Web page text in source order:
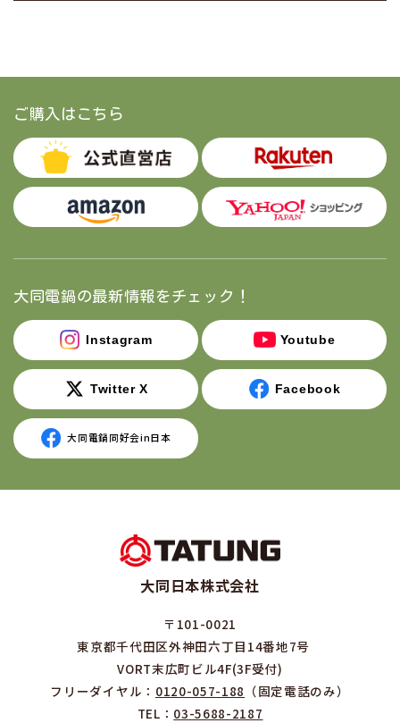
ご購入はこちら
大同電鍋の最新情報をチェック！
Instagram Youtube
Twitter X Facebook
大同電鍋同好会in日本
大同日本株式会社
〒101-0021
東京都千代田区外神田六丁目14番地7号
VORT末広町ビル4F(3F受付)
フリーダイヤル： 0120-057-188 （固定電話のみ）
TEL： 03-5688-2187